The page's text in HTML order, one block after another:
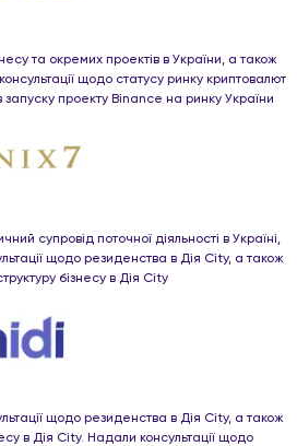
та окремих проектів в України, а також
щодо статусу ринку криптовалют
запуску проекту Binance на ринку України
супровід поточної діяльності в Україні,
щодо резиденства в Дія City, а також
бізнесу в Дія City
щодо резиденства в Дія City, а також
в Дія City. Надали консультації щодо